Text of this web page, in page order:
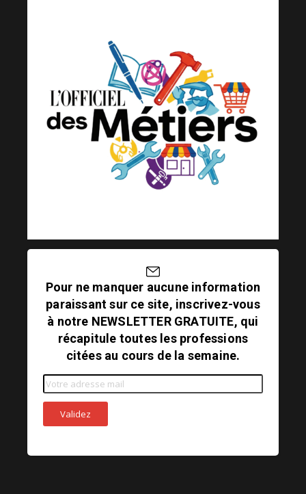
Pour ne manquer aucune information
paraissant sur ce site, inscrivez-vous
à notre NEWSLETTER GRATUITE, qui
récapitule toutes les professions
citées au cours de la semaine.